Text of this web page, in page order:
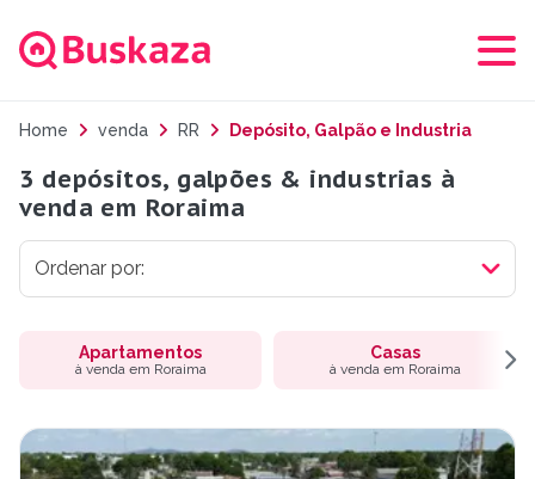
Home venda RR Depósito, Galpão e Industria
3 depósitos, galpões & industrias à
venda em Roraima
Apartamentos
à venda em Roraima
Casas
à venda em Roraima